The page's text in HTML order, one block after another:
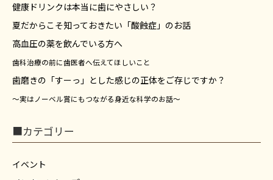
健康ドリンクは本当に歯にやさしい？
夏だからこそ知っておきたい「酸蝕症」のお話
高血圧の薬を飲んでいる方へ
歯科治療の前に歯医者へ伝えてほしいこと
歯磨きの「すーっ」とした感じの正体をご存じですか？
～実はノーベル賞にもつながる身近な科学のお話～
■カテゴリー
イベント